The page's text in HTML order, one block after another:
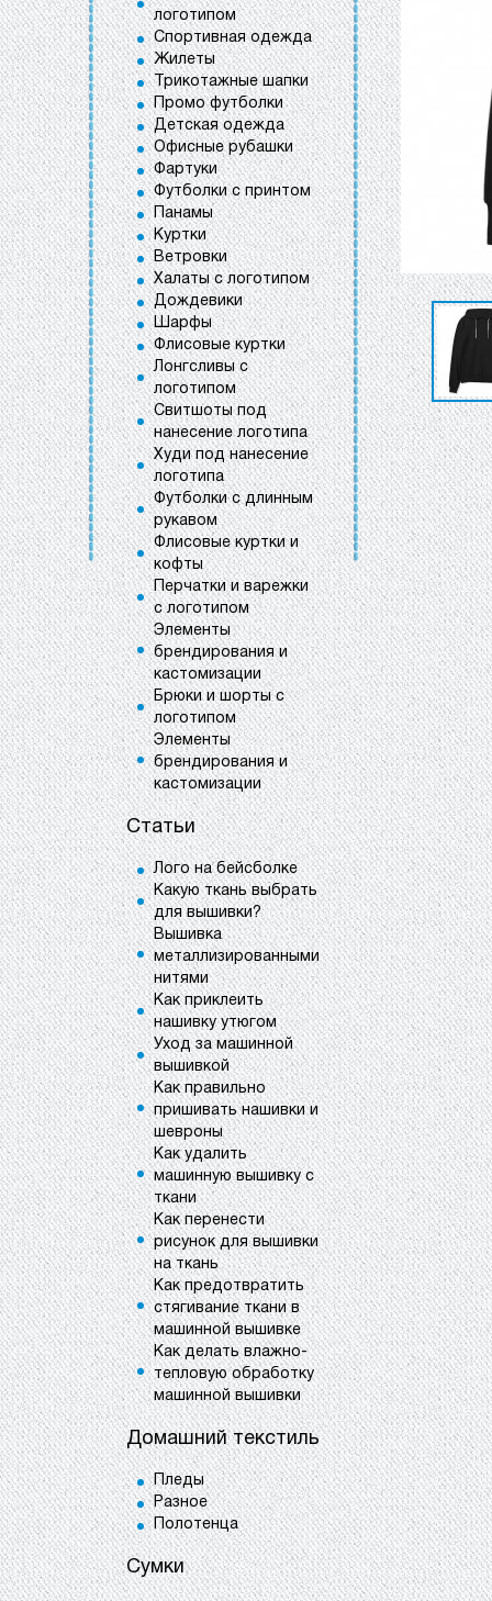
логотипом
Спортивная одежда
Жилеты
Трикотажные шапки
Промо футболки
Детская одежда
Офисные рубашки
Фартуки
Футболки с принтом
Панамы
Куртки
Ветровки
Халаты с логотипом
Дождевики
Шарфы
Флисовые куртки
Лонгсливы с
логотипом
Свитшоты под
нанесение логотипа
Худи под нанесение
логотипа
Футболки с длинным
рукавом
Флисовые куртки и
кофты
Перчатки и варежки
с логотипом
Элементы
брендирования и
кастомизации
Брюки и шорты с
логотипом
Элементы
брендирования и
кастомизации
Статьи
Лого на бейсболке
Какую ткань выбрать
для вышивки?
Вышивка
металлизированными
нитями
Как приклеить
нашивку утюгом
Уход за машинной
вышивкой
Как правильно
пришивать нашивки и
шевроны
Как удалить
машинную вышивку с
ткани
Как перенести
рисунок для вышивки
на ткань
Как предотвратить
стягивание ткани в
машинной вышивке
Как делать влажно-
тепловую обработку
машинной вышивки
Домашний текстиль
Пледы
Разное
Полотенца
Сумки